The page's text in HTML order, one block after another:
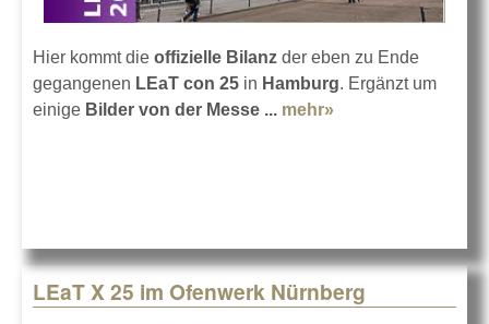
Hier kommt die offizielle Bilanz der eben zu Ende
gegangenen LEaT con 25 in Hamburg. Ergänzt um
einige Bilder von der Messe ... mehr»
LEaT X 25 im Ofenwerk Nürnberg